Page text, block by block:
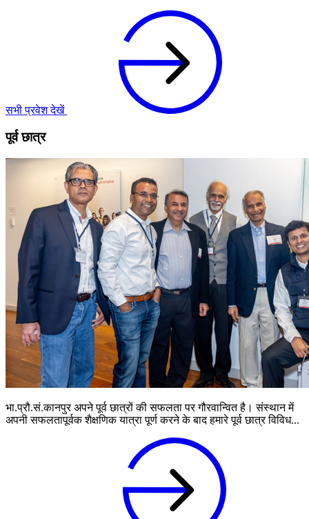
सभी प्रवेश देखें
पूर्व छात्र
भा.प्रौ.सं.कानपुर अपने पूर्व छात्रों की सफलता पर गौरवान्वित है। संस्थान में
अपनी सफलतापूर्वक शैक्षणिक यात्रा पूर्ण करने के बाद हमारे पूर्व छात्र विविध...